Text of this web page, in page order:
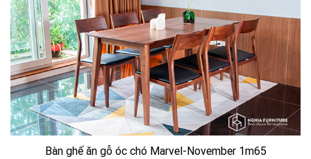
Bàn ghế ăn gỗ óc chó Marvel-November 1m65